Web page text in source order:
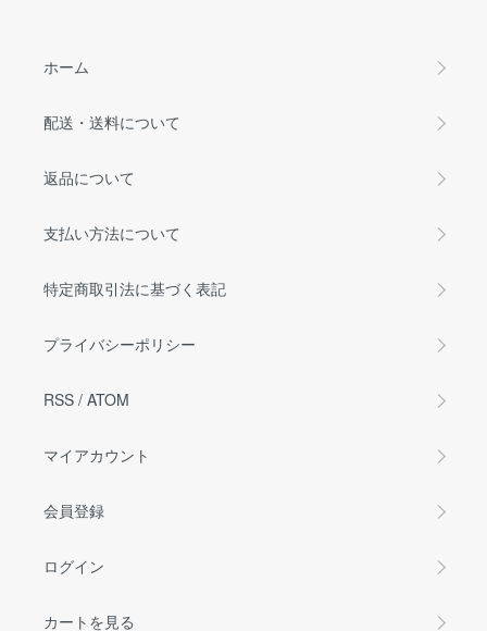
ホーム
配送・送料について
返品について
支払い方法について
特定商取引法に基づく表記
プライバシーポリシー
RSS / ATOM
マイアカウント
会員登録
ログイン
カートを見る